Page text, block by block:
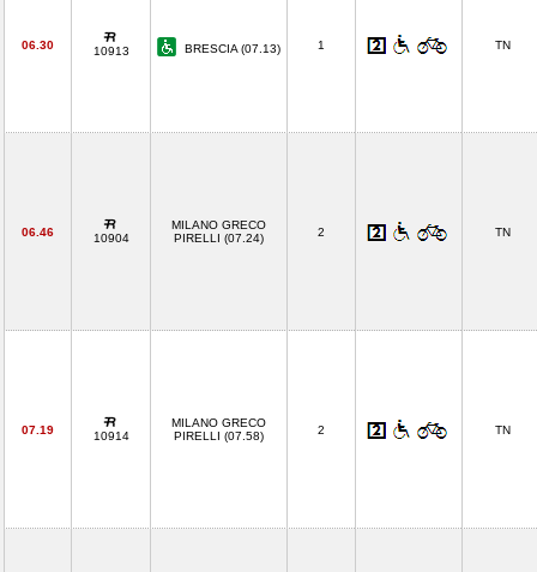
06.30 10913 BRESCIA (07.13) 1 TN
06.46 10904
MILANO GRECO
PIRELLI (07.24)
2 TN
07.19 10914
MILANO GRECO
PIRELLI (07.58)
2 TN